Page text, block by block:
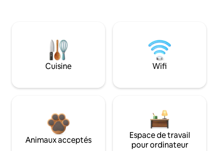
Cuisine Wifi
Animaux acceptés
Espace de travail
pour ordinateur